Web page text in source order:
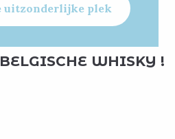
uitzonderlijke plek
WHISKY !